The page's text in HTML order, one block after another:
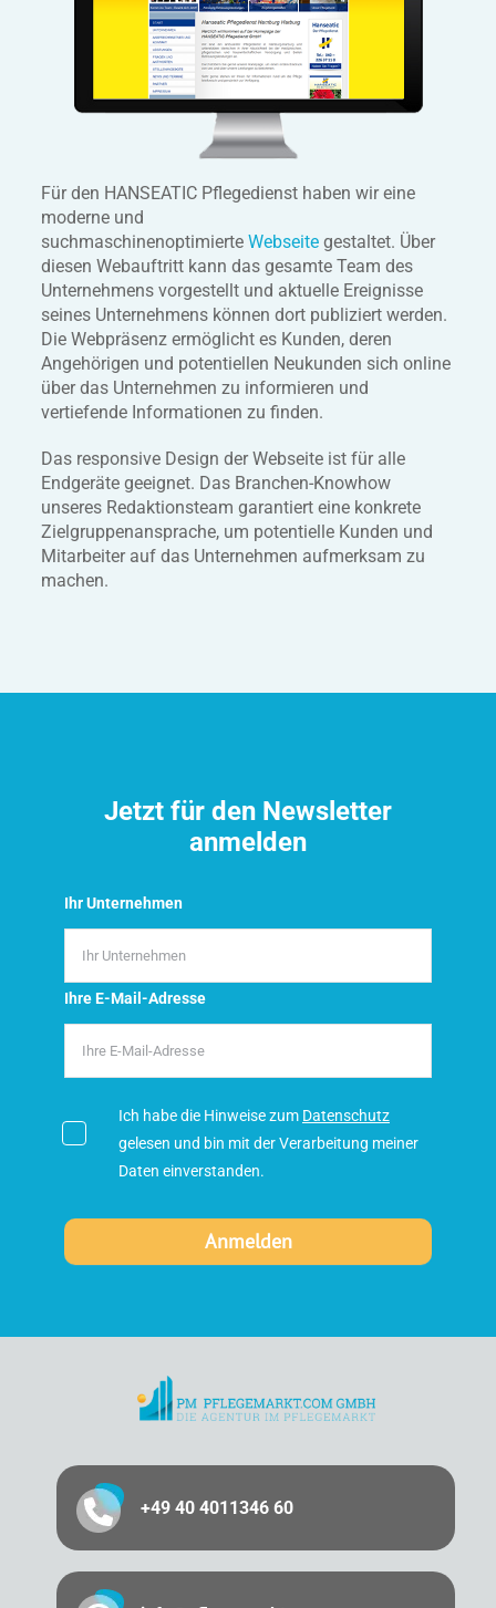
Für den HANSEATIC Pflegedienst haben wir eine
moderne und
suchmaschinenoptimierteWebseite gestaltet. Über
diesen Webauftritt kann das gesamte Team des
Unternehmens vorgestellt und aktuelle Ereignisse
seines Unternehmens können dort publiziert werden.
Die Webpräsenz ermöglicht es Kunden, deren
Angehörigen und potentiellen Neukunden sich online
über das Unternehmen zu informieren und
vertiefende Informationen zu finden.
Das responsive Design der Webseite ist für alle
Endgeräte geeignet. Das Branchen-Knowhow
unseres Redaktionsteam garantiert eine konkrete
Zielgruppenansprache, um potentielle Kunden und
Mitarbeiter auf das Unternehmen aufmerksam zu
machen.
Jetzt für den Newsletter
anmelden
Ihr Unternehmen
Ihre E-Mail-Adresse
Ich habe die Hinweise zum Datenschutz
gelesen und bin mit der Verarbeitung meiner
Daten einverstanden.
+49 40 4011346 60